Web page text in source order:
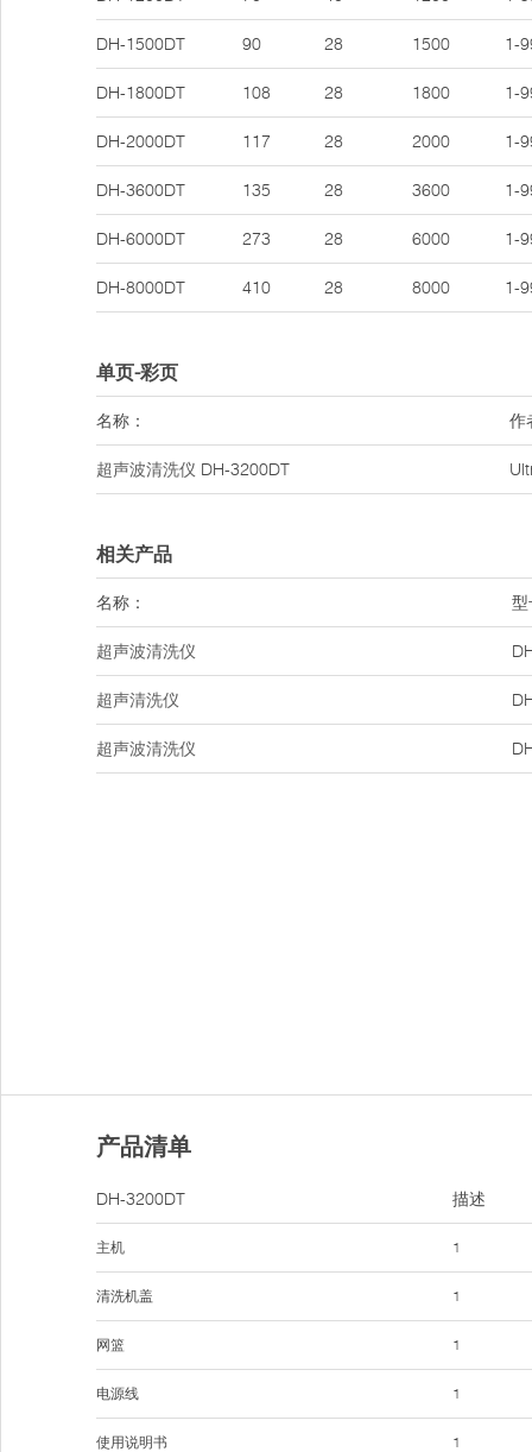
DH-1500DT 90 28 1500 1-
DH-1800DT 108 28 1800 1-
DH-2000DT 117 28 2000 1-
DH-3600DT 135 28 3600 1-
DH-6000DT 273 28 6000 1-
DH-8000DT 410 28 8000 1-
单页-彩页
名称： 作
超声波清洗仪 DH-3200DT
相关产品
名称： 型
超声波清洗仪
超声清洗仪
超声波清洗仪
产品清单
DH-3200DT
主机
清洗机盖
网篮
电源线
使用说明书
描述
1
1
1
1
1